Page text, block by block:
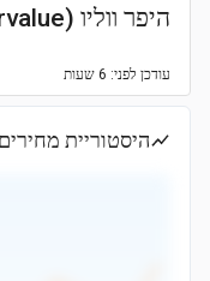
היפר ווליו (Hipervalue)
עודכן לפני: 6 שעות
היסטוריית מחירים